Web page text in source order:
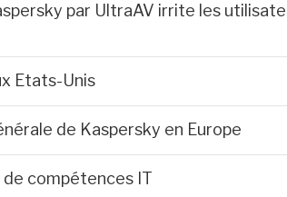
par UltraAV irrite les
Etats-Unis
de Kaspersky en Europe
de compétences IT